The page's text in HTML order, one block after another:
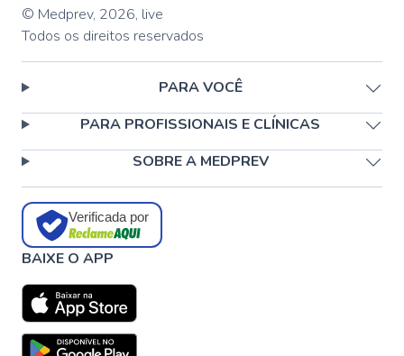
© Medprev, 2026, live
Todos os direitos reservados
PARA VOCÊ
PARA PROFISSIONAIS E CLÍNICAS
SOBRE A MEDPREV
Verificada por
BAIXE O APP